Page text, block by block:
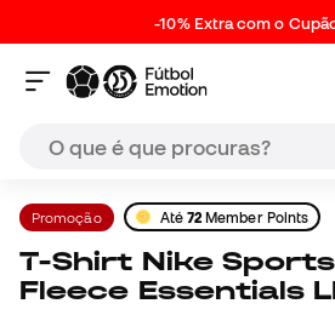
-10% Extra com o
Promoção Até 72 Member Points
T-Shirt Nike Sportswear
Fleece Essentials